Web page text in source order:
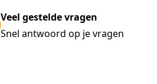
Veel gestelde vragen
Snel antwoord op je vragen